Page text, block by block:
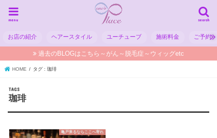
search
menu
お店の紹介 ヘアースタイル ユーチューブ 施術料金 ご予約
過去のBLOGはこちら～がん～脱毛症～ウィッグetc
HOME タグ : 珈琲
珈琲
亀戸来るならここへ寄れ